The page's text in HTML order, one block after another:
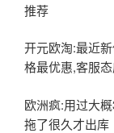
推荐
开元欧淘:最近
格最优惠,客服
欧洲疯:用过大
拖了很久才出库